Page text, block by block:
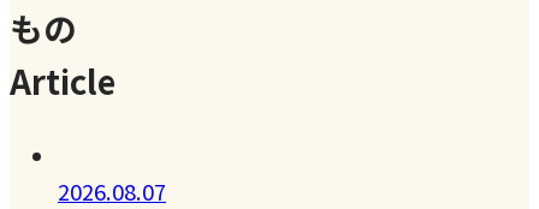
もの
Article
2026.08.07